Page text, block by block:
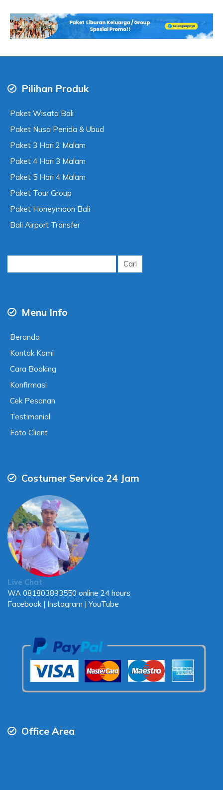
Pilihan Produk
Paket Wisata Bali
Paket Nusa Penida & Ubud
Paket 3 Hari 2 Malam
Paket 4 Hari 3 Malam
Paket 5 Hari 4 Malam
Paket Tour Group
Paket Honeymoon Bali
Bali Airport Transfer
Cari
Menu Info
Beranda
Kontak Kami
Cara Booking
Konfirmasi
Cek Pesanan
Testimonial
Foto Client
Costumer Service 24 Jam
Live Chat
WA 081803893550 online 24 hours
Facebook | Instagram | YouTube
Office Area